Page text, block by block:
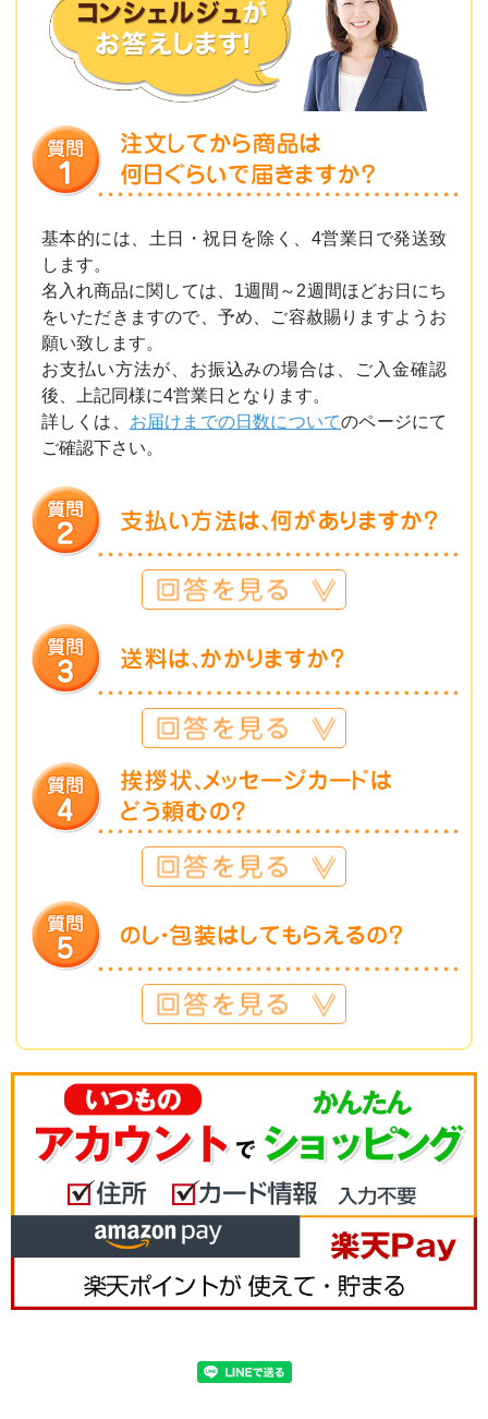
基本的には、土日・祝日を除く、4営業日で発送致
します。
名入れ商品に関しては、1週間～2週間ほどお日にち
をいただきますので、予め、ご容赦賜りますようお
願い致します。
お支払い方法が、お振込みの場合は、ご入金確認
後、上記同様に4営業日となります。
詳しくは、 お届けまでの日数についてのページにて
ご確認下さい。